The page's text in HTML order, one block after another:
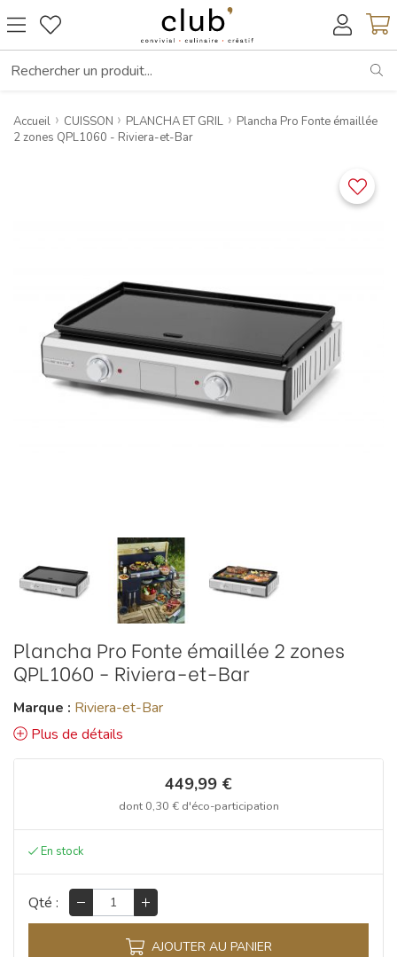
Accueil CUISSON PLANCHA ET GRIL
Plancha Pro Fonte émaillée
2 zones QPL1060 - Riviera-et-Bar
Plancha Pro Fonte émaillée 2 zones
QPL1060 - Riviera-et-Bar
Marque : Riviera-et-Bar
Plus de détails
449,99 €
dont 0,30 €d'éco-participation
Qté :
AJOUTER AU PANIER